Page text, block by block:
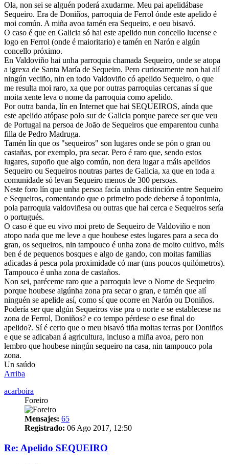
Ola, non sei se alguén poderá axudarme. Meu pai apelidábase
Sequeiro. Era de Doniños, parroquia de Ferrol ónde este apelido é
moi común. A miña avoa tamén era Sequeiro, e oeu bisavó.
O caso é que en Galicia só hai este apelido nun concello lucense e
logo en Ferrol (onde é maioritario) e tamén en Narón e algún
concello próximo.
En Valdoviño hai unha parroquia chamada Sequeiro, onde se atopa
a igrexa de Santa María de Sequeiro. Pero curiosamente non hai alí
ningún veciño, nin en todo Valdoviño có apelido Sequeiro, o que
me resulta moi raro, xa que por outras parroquias cercanas sí que
moita xente leva o nome da parroquia como apelido.
Por outra banda, lín en Internet que hai SEQUEIROS, aínda que
este apelido atópase polo sur de Galicia porque parece ser que veu
de Portugal na persoa de João de Sequeiros que emparentou cunha
filla de Pedro Madruga.
Tamén lín que os "sequeiros" son lugares onde se pón o gran ou
castañas, por exemplo, pra secar. Pero é raro que, sendo estos
lugares, supoño que algo común, non dera lugar a máis apelidos
Sequeiro ou Sequeiros noutras partes de Galicia, xa que en toda a
comunidade só levan Sequeiro menos de 300 persoas.
Neste foro lín que unha persoa facía unhas distinción entre Sequeiro
e Sequeiros, comentando que o primeiro pode deberse á toponimia,
pola parroquia valdoviñesa ou outras que hai cerca e Sequeiros sería
o portugués.
O caso é que eu vivo moi preto de Sequeiro de Valdoviño e non
atopo nada que me leve a que houbese estes lugares para a seca do
gran, os sequeiros, nin tampouco é unha zona de moito cultivo, máis
ben é de pequenos bosques e algo de gando, con moitas familias
adicadas á pesca pola proximidade có mar (uns poucos quilómetros).
Tampouco é unha zona de castaños.
Non sei, paréceme raro que a parroquia leve o Nome de Sequeiro
porque houbese algúnha zona pra secar o gran, e tamén que alí
ninguén se apelide así, como sí que ocorre en Narón ou Doniños.
Podería ser que algún Sequeiros vise pra o norte e se establecese na
zona de Ferrol, Doniños? e co tempo pérdese o ese final do
apelido?. Sí é certo que o meu bisavó tiña moitas terras por Doniños
e que se adicaban á agricultura, incluso a miña avoa, pero non
lembro que houbese ningún sequeiro na casa, nin tampouco pola
zona.
Un saúdo
Arriba
acarboira
Foreiro
Mensajes: 65
Registrado: 06 Ago 2017, 12:50
Re: Apelido SEQUEIRO